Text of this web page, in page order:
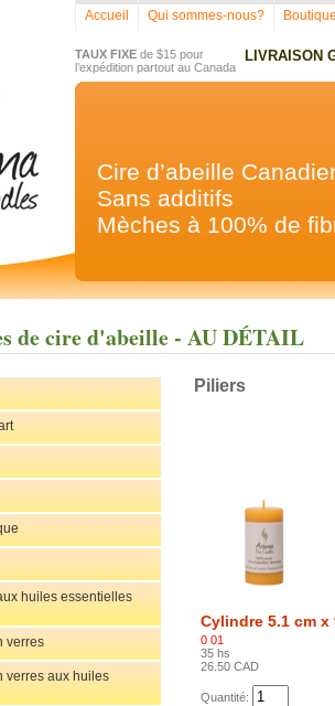
Accueil Qui sommes-nous?
TAUX FIXE de $15 pour
l’expédition partout au Canada
LIVRAISON
Cire d’abeille
Sans additifs
Mèches à 100% de
de cire d'abeille - AU DÉTAIL
huiles essentielles
verres
verres aux huiles
Piliers
Cylindre 5.1 cm x
0 01
35 hs
26.50 CAD
Quantité: